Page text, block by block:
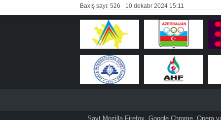
Baxış sayı: 526 10 dekabr 2024 15:11
Sayt Mozilla Firefox, Google Chrome, Opera